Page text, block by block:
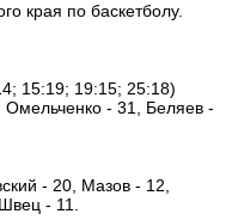
края по баскетболу.
15:19; 19:15; 25:18)
Омельченко - 31, Беляев -
- 20, Мазов - 12,
- 11.